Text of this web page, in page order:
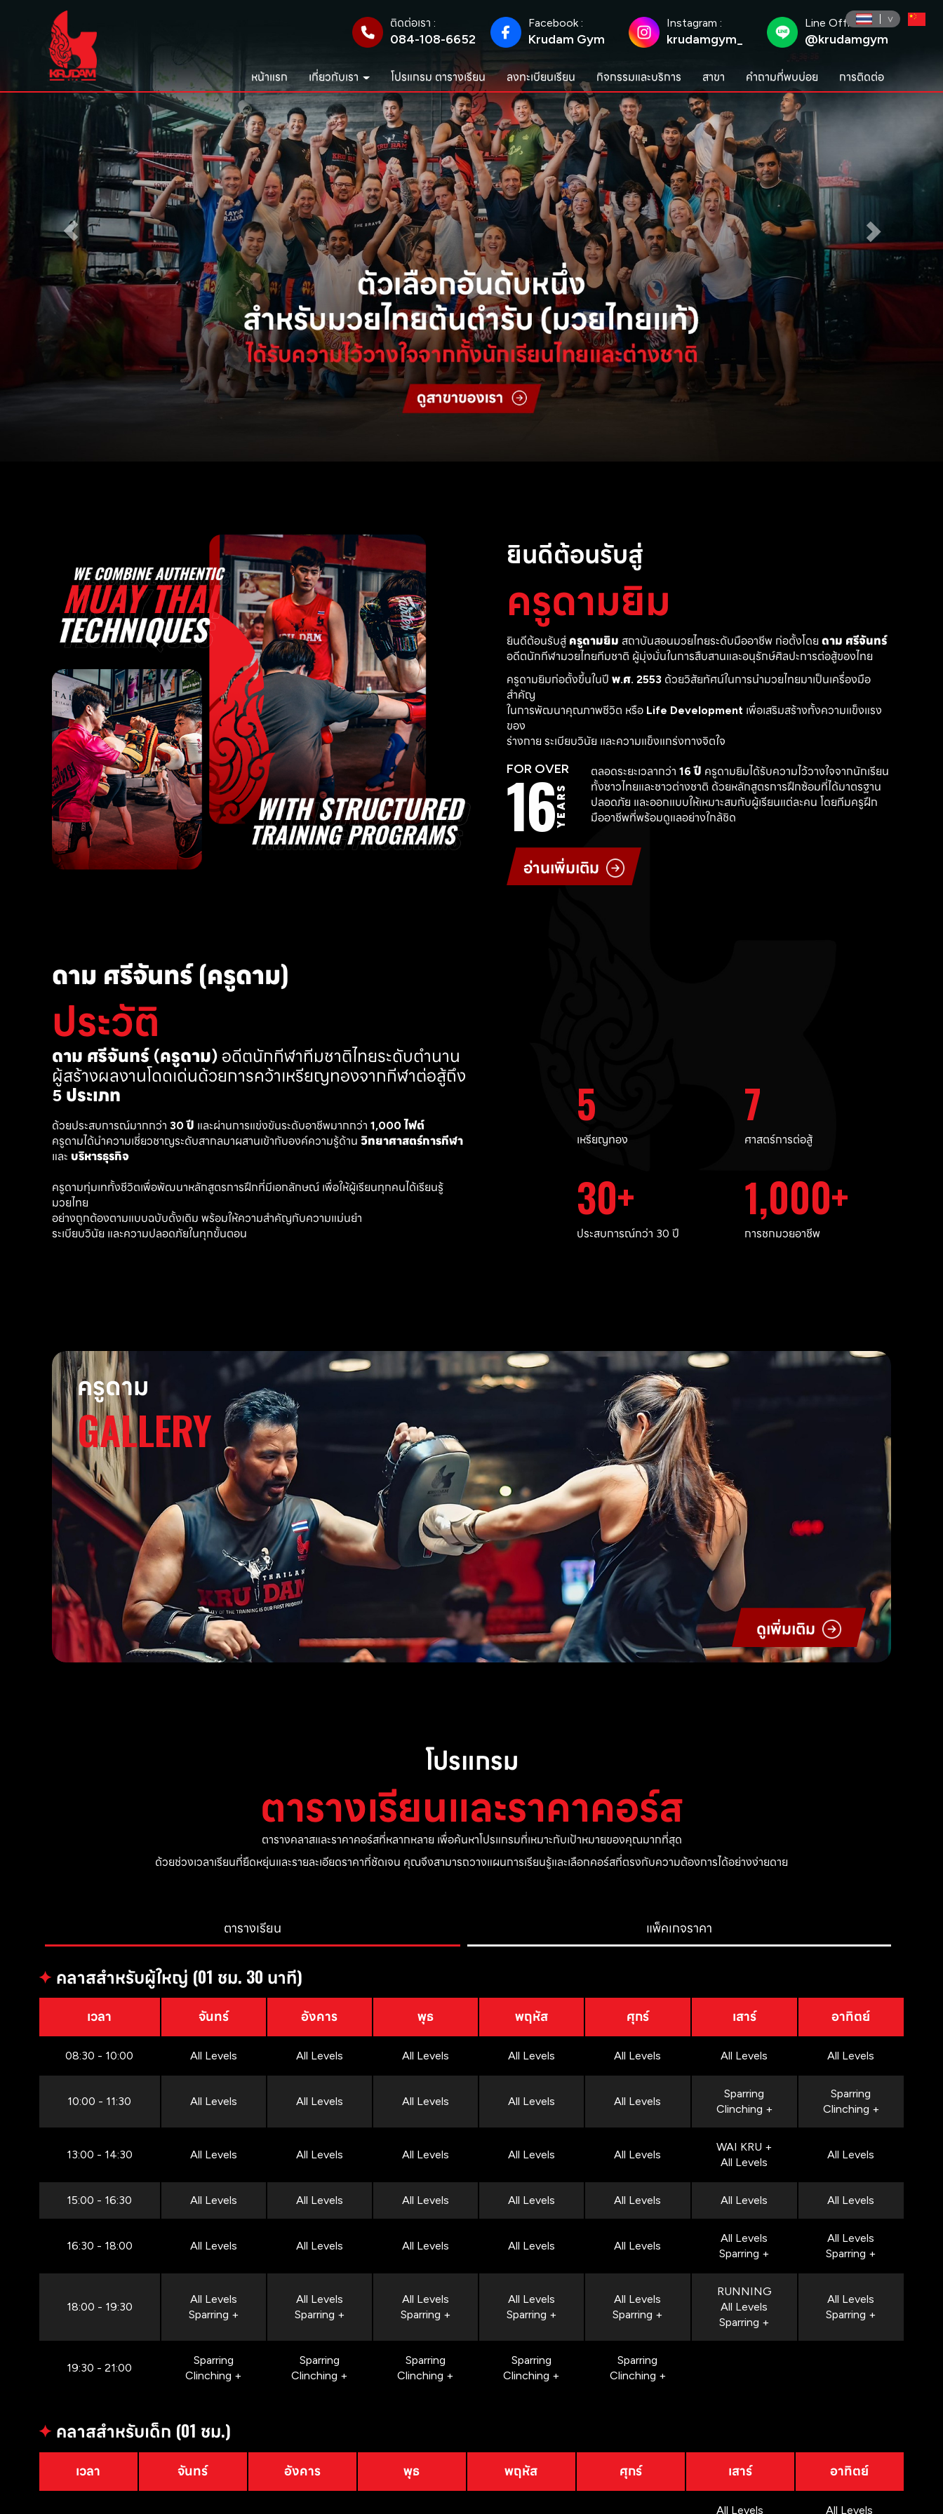
ติดต่อเรา :
084-108-6652
Facebook :
Krudam Gym
Instagram :
krudamgym_
Line Official :
@krudamgym
หน้าแรก เกี่ยวกับเรา โปรแกรม ตารางเรียน ลงทะเบียนเรียน กิจกรรมและบริการ สาขา คำถามที่พบบ่อย การติดต่อ
ยินดีต้อนรับสู่
ครูดามยิม
ยินดีต้อนรับสู่ ครูดามยิม สถาบันสอนมวยไทยระดับมืออาชีพ ก่อตั้งโดย ดาม ศรีจันทร์
อดีตนักกีฬามวยไทยทีมชาติ ผู้มุ่งมั่นในการสืบสานและอนุรักษ์ศิลปะการต่อสู้ของไทย
ครูดามยิมก่อตั้งขึ้นในปี พ.ศ. 2553 ด้วยวิสัยทัศน์ในการนำมวยไทยมาเป็นเครื่องมือ
สำคัญ
ในการพัฒนาคุณภาพชีวิต หรือ Life Development เพื่อเสริมสร้างทั้งความแข็งแรง
ของ
ร่างกาย ระเบียบวินัย และความแข็งแกร่งทางจิตใจ
FOR OVER
16YEARS
ตลอดระยะเวลากว่า 16 ปี ครูดามยิมได้รับความไว้วางใจจากนักเรียน
ทั้งชาวไทยและชาวต่างชาติ ด้วยหลักสูตรการฝึกซ้อมที่ได้มาตรฐาน
ปลอดภัย และออกแบบให้เหมาะสมกับผู้เรียนแต่ละคน โดยทีมครูฝึก
มืออาชีพที่พร้อมดูแลอย่างใกล้ชิด
อ่านเพิ่มเติม
ดาม ศรีจันทร์ (ครูดาม)
ประวัติ
ดาม ศรีจันทร์ (ครูดาม) อดีตนักกีฬาทีมชาติไทยระดับตำนาน
ผู้สร้างผลงานโดดเด่นด้วยการคว้าเหรียญทองจากกีฬาต่อสู้ถึง
5 ประเภท
ด้วยประสบการณ์มากกว่า 30 ปี และผ่านการแข่งขันระดับอาชีพมากกว่า 1,000 ไฟต์
ครูดามได้นำความเชี่ยวชาญระดับสากลมาผสานเข้ากับองค์ความรู้ด้าน วิทยาศาสตร์การกีฬา
และ บริหารธุรกิจ
ครูดามทุ่มเททั้งชีวิตเพื่อพัฒนาหลักสูตรการฝึกที่มีเอกลักษณ์ เพื่อให้ผู้เรียนทุกคนได้เรียนรู้
มวยไทย
อย่างถูกต้องตามแบบฉบับดั้งเดิม พร้อมให้ความสำคัญกับความแม่นยำ
ระเบียบวินัย และความปลอดภัยในทุกขั้นตอน
5
เหรียญทอง
7
ศาสตร์การต่อสู้
30
ประสบการณ์กว่า 30 ปี
1,000
การชกมวยอาชีพ
ครูดาม
GALLERY
ดูเพิ่มเติม
โปรแกรม
ตารางเรียนและราคาคอร์ส
ตารางคลาสและราคาคอร์สที่หลากหลาย เพื่อค้นหาโปรแกรมที่เหมาะกับเป้าหมายของคุณมากที่สุด
ด้วยช่วงเวลาเรียนที่ยืดหยุ่นและรายละเอียดราคาที่ชัดเจน คุณจึงสามารถวางแผนการเรียนรู้และเลือกคอร์สที่ตรงกับความต้องการได้อย่างง่ายดาย
ตารางเรียน แพ็คเกจราคา
✦คลาสสำหรับผู้ใหญ่ (01 ชม. 30 นาที)
เวลา จันทร์ อังคาร พุธ พฤหัส ศุกร์ เสาร์ อาทิตย์
08:30 - 10:00 All Levels All Levels All Levels All Levels All Levels All Levels All Levels
10:00 - 11:30 All Levels All Levels All Levels All Levels All Levels
Sparring
Clinching +
Sparring
Clinching +
13:00 - 14:30 All Levels All Levels All Levels All Levels All Levels
WAI KRU +
All Levels
All Levels
15:00 - 16:30 All Levels All Levels All Levels All Levels All Levels All Levels All Levels
16:30 - 18:00 All Levels All Levels All Levels All Levels All Levels
All Levels
Sparring +
All Levels
Sparring +
18:00 - 19:30
All Levels
Sparring +
All Levels
Sparring +
All Levels
Sparring +
All Levels
Sparring +
All Levels
Sparring +
RUNNING
All Levels
Sparring +
All Levels
Sparring +
19:30 - 21:00
Sparring
Clinching +
Sparring
Clinching +
Sparring
Clinching +
Sparring
Clinching +
Sparring
Clinching +
✦คลาสสำหรับเด็ก (01 ชม.)
เวลา จันทร์ อังคาร พุธ พฤหัส ศุกร์ เสาร์ อาทิตย์
All Levels All Levels